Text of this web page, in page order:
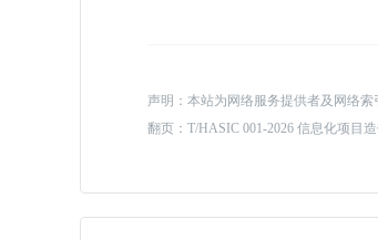
声明：本站为网络服务提供者及网络
翻页： T/HASIC 001-2026 信息化项目